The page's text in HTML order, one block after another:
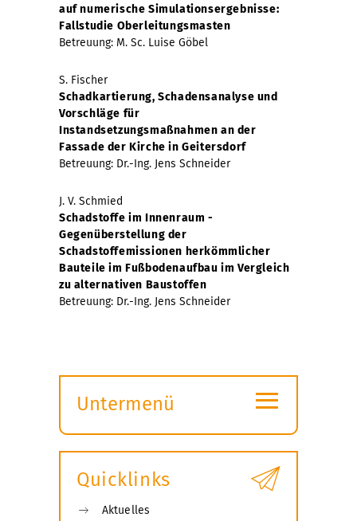
auf numerische Simulationsergebnisse:
Fallstudie Oberleitungsmasten
Betreuung: M. Sc. Luise Göbel
S. Fischer
Schadkartierung, Schadensanalyse und
Vorschläge für
Instandsetzungsmaßnahmen an der
Fassade der Kirche in Geitersdorf
Betreuung: Dr.-Ing. Jens Schneider
J. V. Schmied
Schadstoffe im Innenraum -
Gegenüberstellung der
Schadstoffemissionen herkömmlicher
Bauteile im Fußbodenaufbau im Vergleich
zu alternativen Baustoffen
Betreuung: Dr.-Ing. Jens Schneider
Untermenü
öffnen
≡
Quicklinks
Aktuelles